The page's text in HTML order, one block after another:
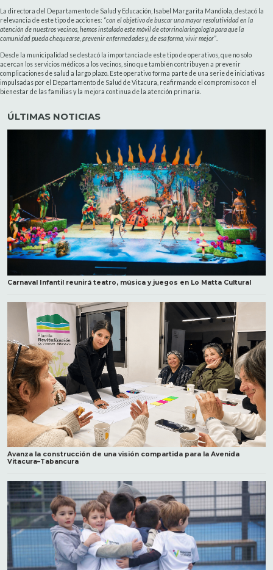
La directora del Departamento de Salud y Educación, Isabel Margarita Mandiola, destacó la
relevancia de este tipo de acciones: “con el objetivo de buscar una mayor resolutividad en la
atención de nuestros vecinos, hemos instalado este móvil de otorrinolaringología para que la
comunidad pueda chequearse, prevenir enfermedades y, de esa forma, vivir mejor”
Desde la municipalidad se destacó la importancia de este tipo de operativos, que no solo
acercan los servicios médicos a los vecinos, sino que también contribuyen a prevenir
complicaciones de salud a largo plazo. Este operativo forma parte de una serie de iniciativas
impulsadas por el Departamento de Salud de Vitacura, reafirmando el compromiso con el
bienestar de las familias y la mejora continua de la atención primaria.
ÚLTIMAS NOTICIAS
Carnaval Infantil reunirá teatro, música y juegos en Lo Matta Cultural
Avanza la construcción de una visión compartida para la Avenida
Vitacura–Tabancura